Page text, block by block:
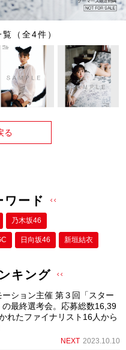
（全4件）
る
ワード
乃木坂46
日向坂46 新垣結衣
キング
ション主催 第３回「スター
最終選考会。応募総数16,39
れたファイナリスト16人から
NEXT 2023.10.10